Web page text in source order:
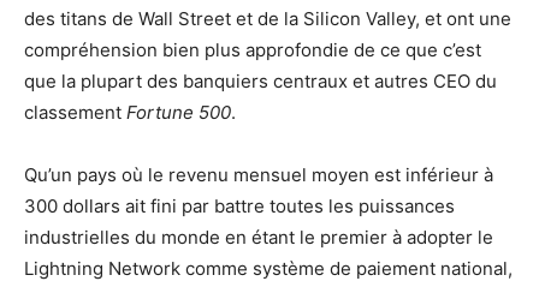
des titans de Wall Street et de la Silicon Valley, et ont une
compréhension bien plus approfondie de ce que c’est
que la plupart des banquiers centraux et autres CEO du
classement Fortune 500.
Qu’un pays où le revenu mensuel moyen est inférieur à
300 dollars ait fini par battre toutes les puissances
industrielles du monde en étant le premier à adopter le
Lightning Network comme système de paiement national,